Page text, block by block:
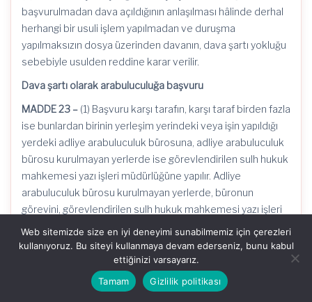
başvurulmadan dava açıldığının anlaşılması hâlinde derhal
herhangi bir usuli işlem yapılmadan ve duruşma
yapılmaksızın dosya üzerinden davanın, dava şartı yokluğu
sebebiyle usulden reddine karar verilir.
Dava şartı olarak arabuluculuğa başvuru
MADDE 23 – (1) Başvuru karşı tarafın, karşı taraf birden fazla
ise bunlardan birinin yerleşim yerindeki veya işin yapıldığı
yerdeki adliye arabuluculuk bürosuna, adliye arabuluculuk
bürosu kurulmayan yerlerde ise görevlendirilen sulh hukuk
mahkemesi yazı işleri müdürlüğüne yapılır. Adliye
arabuluculuk bürosu kurulmayan yerlerde, büronun
görevini, görevlendirilen sulh hukuk mahkemesi yazı işleri
müdürlüğü yerine getirir.
(2) Tarafların ve uyuşmazlık konusunun aynı olduğu
durumlarda birden fazla başvuru yapılmış ise, başvurunun
hukuki sonuçları bakımından ilk başvuru esas alınır.
Web sitemizde size en iyi deneyimi sunabilmemiz için çerezleri
kullanıyoruz. Bu siteyi kullanmaya devam ederseniz, bunu kabul
ettiğinizi varsayarız.
Tamam
Gizlilik politikası